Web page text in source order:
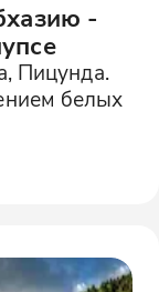
-
Пицунда.
белых